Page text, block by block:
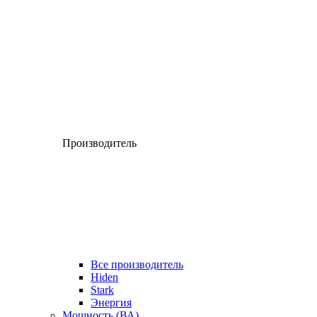
Производитель
Все производитель
Hiden
Stark
Энергия